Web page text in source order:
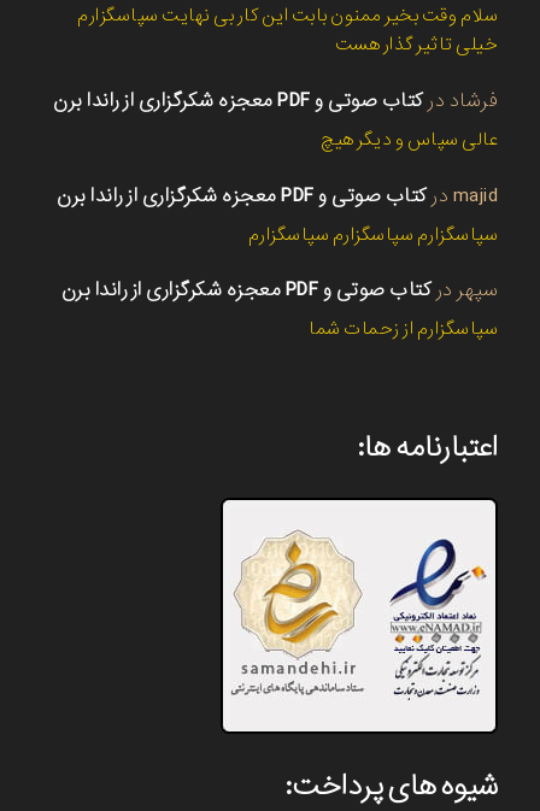
سلام وقت بخیر ممنون بابت این کار بی نهایت سپاسگزارم
خیلی تاثیر گذار هست
فرشاد درکتاب صوتی و PDF معجزه شکرگزاری از راندا برن
عالی سپاس و دیگر هیچ
majid درکتاب صوتی و PDF معجزه شکرگزاری از راندا برن
سپاسگزارم سپاسگزارم سپاسگزارم
سپهر درکتاب صوتی و PDF معجزه شکرگزاری از راندا برن
سپاسگزارم از زحمات شما
اعتبارنامه ها:
شیوه های پرداخت: